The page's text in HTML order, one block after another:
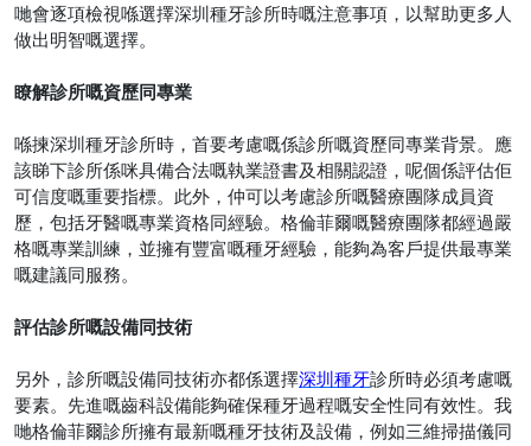
哋會逐項檢視喺選擇深圳種牙診所時嘅注意事項，以幫助更多人
做出明智嘅選擇。
瞭解診所嘅資歷同專業
喺揀深圳種牙診所時，首要考慮嘅係診所嘅資歷同專業背景。應
該睇下診所係咪具備合法嘅執業證書及相關認證，呢個係評估佢
可信度嘅重要指標。此外，仲可以考慮診所嘅醫療團隊成員資
歷，包括牙醫嘅專業資格同經驗。格倫菲爾嘅醫療團隊都經過嚴
格嘅專業訓練，並擁有豐富嘅種牙經驗，能夠為客戶提供最專業
嘅建議同服務。
評估診所嘅設備同技術
另外，診所嘅設備同技術亦都係選擇深圳種牙診所時必須考慮嘅
要素。先進嘅齒科設備能夠確保種牙過程嘅安全性同有效性。我
哋格倫菲爾診所擁有最新嘅種牙技術及設備，例如三維掃描儀同